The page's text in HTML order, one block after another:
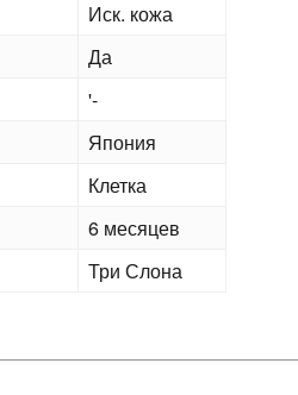
Иск. кожа
Да
'-
Япония
Клетка
6 месяцев
Три Слона